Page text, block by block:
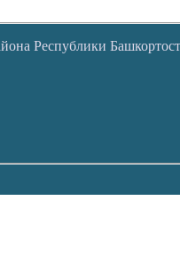
Республики